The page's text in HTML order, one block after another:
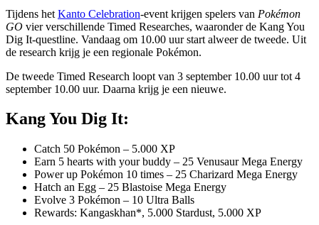
Tijdens het Kanto Celebration-event krijgen spelers van Pokémon
GO vier verschillende Timed Researches, waaronder de Kang You
Dig It-questline. Vandaag om 10.00 uur start alweer de tweede. Uit
de research krijg je een regionale Pokémon.
De tweede Timed Research loopt van 3 september 10.00 uur tot 4
september 10.00 uur. Daarna krijg je een nieuwe.
Kang You Dig It:
Catch 50 Pokémon – 5.000 XP
Earn 5 hearts with your buddy – 25 Venusaur Mega Energy
Power up Pokémon 10 times – 25 Charizard Mega Energy
Hatch an Egg – 25 Blastoise Mega Energy
Evolve 3 Pokémon – 10 Ultra Balls
Rewards: Kangaskhan*, 5.000 Stardust, 5.000 XP